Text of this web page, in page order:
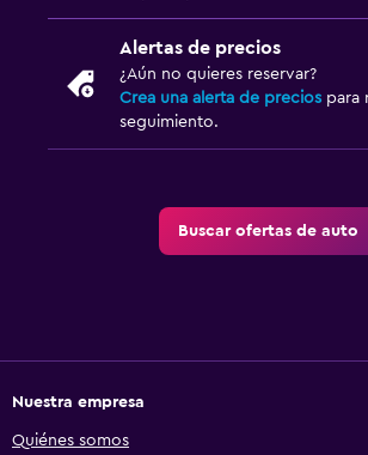
Alertas de precios
¿Aún no quieres reservar?
Crea una alerta de precios para
seguimiento.
Buscar ofertas de auto
Nuestra empresa
Quiénes somos